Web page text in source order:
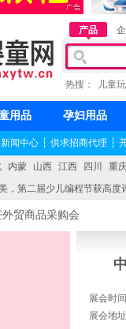
产品
热搜： 儿童
用品 孕妇用品
新闻中心 ┆ 供求招商代理 ┆
内蒙 山西 江西 四川 重
，第二届少儿编程节获高度
,毕竟母婴产品比较特殊。”
展会时
展会地